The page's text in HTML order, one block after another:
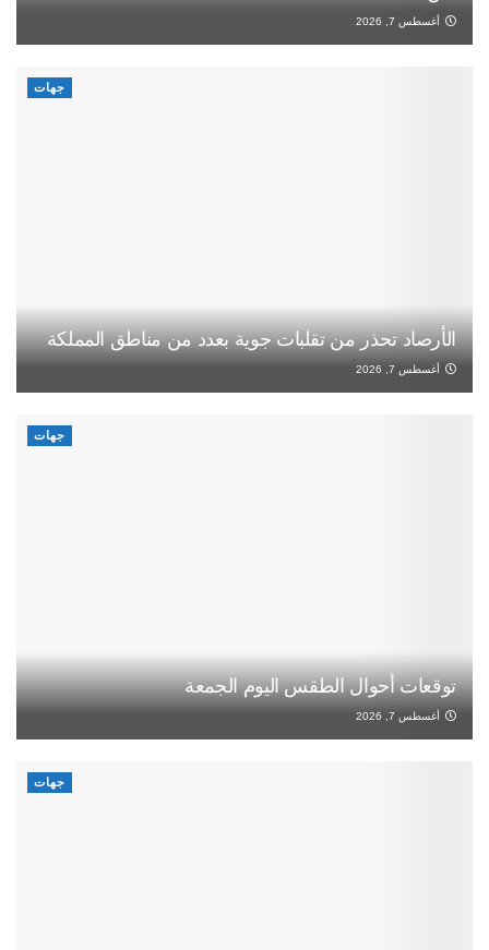
أغسطس 7, 2026
جهات
الأرصاد تحذر من تقلبات جوية بعدد من مناطق المملكة
أغسطس 7, 2026
جهات
توقعات أحوال الطقس اليوم الجمعة
أغسطس 7, 2026
جهات